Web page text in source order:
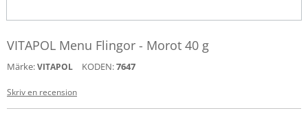
VITAPOL Menu Flingor - Morot 40 g
Märke:VITAPOL KODEN:7647
Skriv en recension